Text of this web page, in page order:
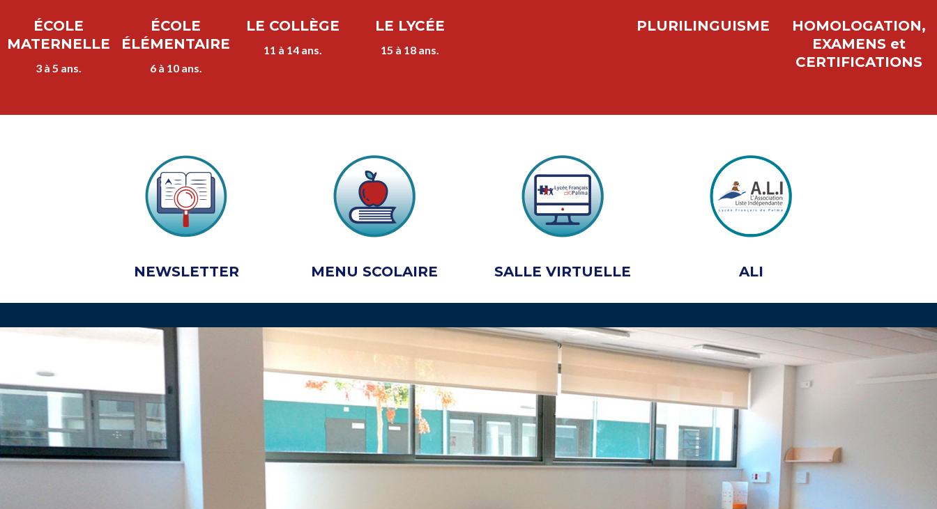
ÉCOLE
MATERNELLE
3 à 5 ans.
ÉCOLE
ÉLÉMENTAIRE
6 à 10 ans.
LE COLLÈGE
11 à 14 ans.
LE LYCÉE
15 à 18 ans.
PLURILINGUISME
HOMOLOGATION,
EXAMENS et
CERTIFICATIONS
NEWSLETTER MENU SCOLAIRE SALLE VIRTUELLE ALI